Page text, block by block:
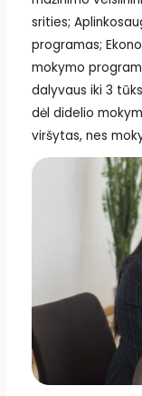
srities;
programas;
mokymo
dalyvaus iki 3
dėl didelio
viršytas, nes